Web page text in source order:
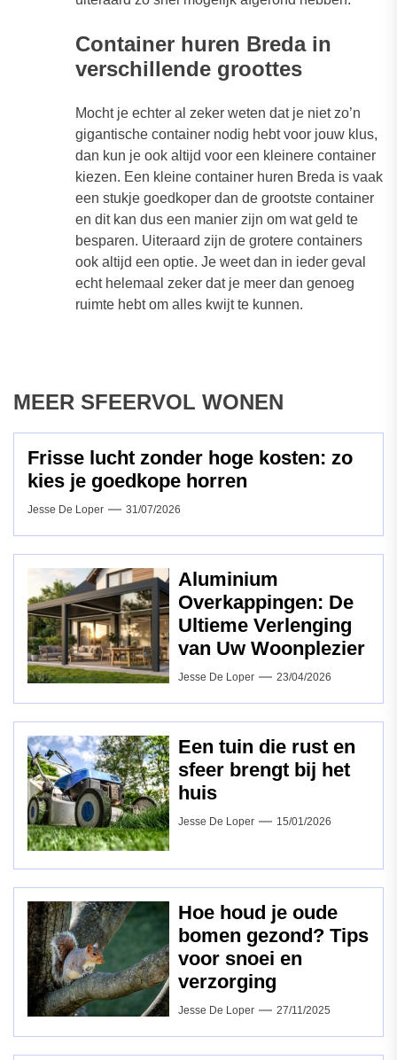
Container huren Breda in
verschillende groottes
Mocht je echter al zeker weten dat je niet zo’n
gigantische container nodig hebt voor jouw klus,
dan kun je ook altijd voor een kleinere container
kiezen. Een kleine container huren Breda is vaak
een stukje goedkoper dan de grootste container
en dit kan dus een manier zijn om wat geld te
besparen. Uiteraard zijn de grotere containers
ook altijd een optie. Je weet dan in ieder geval
echt helemaal zeker dat je meer dan genoeg
ruimte hebt om alles kwijt te kunnen.
MEER SFEERVOL WONEN
Frisse lucht zonder hoge kosten: zo
kies je goedkope horren
Jesse De Loper 31/07/2026
Aluminium
Overkappingen: De
Ultieme Verlenging
van Uw Woonplezier
Jesse De Loper 23/04/2026
Een tuin die rust en
sfeer brengt bij het
huis
Jesse De Loper 15/01/2026
Hoe houd je oude
bomen gezond? Tips
voor snoei en
verzorging
Jesse De Loper 27/11/2025